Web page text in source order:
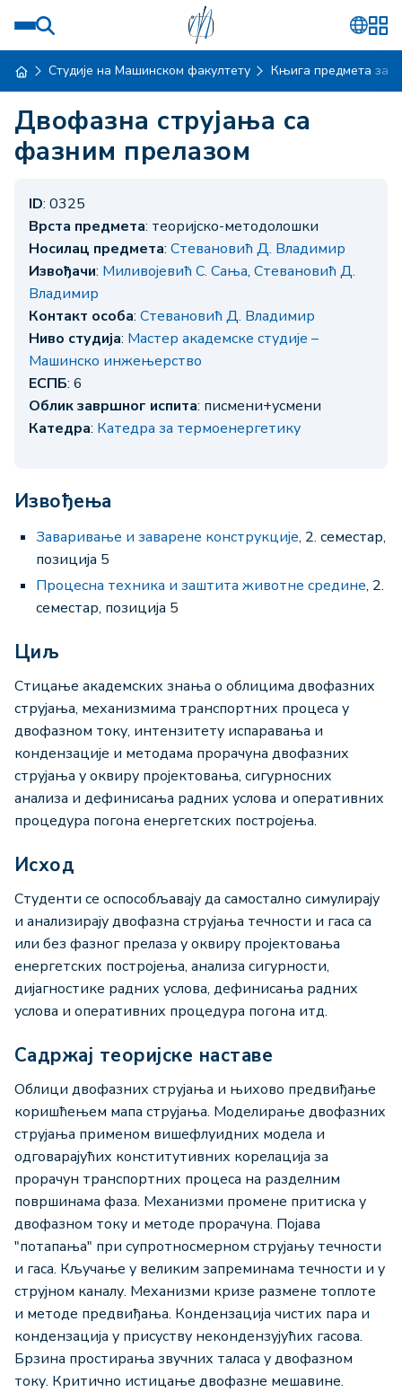
Студије на Машинском факултету Књига предмета за
Двофазна струјања са
фазним прелазом
ID: 0325
Врста предмета: теоријско-методолошки
Носилац предмета: Стевановић Д. Владимир
Извођачи: Миливојевић С. Сања, Стевановић Д.
Владимир
Контакт особа: Стевановић Д. Владимир
Ниво студија: Мастер академске студије –
Машинско инжењерство
ЕСПБ: 6
Облик завршног испита: писмени+усмени
Катедра: Катедра за термоенергетику
Извођења
Заваривање и заварене конструкције, 2. семестар,
позиција 5
Процесна техника и заштита животне средине, 2.
семестар, позиција 5
Циљ
Стицање академских знања о облицима двофазних
струјања, механизмима транспортних процеса у
двофазном току, интензитету испаравања и
кондензације и методама прорачуна двофазних
струјања у оквиру пројектовања, сигурносних
анализа и дефинисања радних услова и оперативних
процедура погона енергетских постројења.
Исход
Студенти се оспособљавају да самостално симулирају
и анализирају двофазна струјања течности и гаса са
или без фазног прелаза у оквиру пројектовања
енергетских постројења, анализа сигурности,
дијагностике радних услова, дефинисања радних
услова и оперативних процедура погона итд.
Садржај теоријске наставе
Облици двофазних струјања и њихово предвиђање
коришћењем мапа струјања. Моделирање двофазних
струјања применом вишефлуидних модела и
одговарајућих конститутивних корелација за
прорачун транспортних процеса на разделним
површинама фаза. Механизми промене притиска у
двофазном току и методе прорачуна. Појава
"потапања" при супротносмерном струјању течности
и гаса. Кључање у великим запреминама течности и у
струјном каналу. Механизми кризе размене топлоте
и методе предвиђања. Кондензација чистих пара и
кондензација у присуству некондензујућих гасова.
Брзина простирања звучних таласа у двофазном
току. Критично истицање двофазне мешавине.